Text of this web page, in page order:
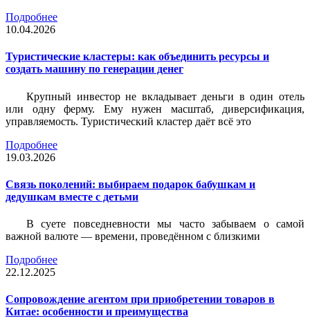
Подробнее
10.04.2026
Туристические кластеры: как объединить ресурсы и
создать машину по генерации денег
Крупный инвестор не вкладывает деньги в один отель
или одну ферму. Ему нужен масштаб, диверсификация,
управляемость. Туристический кластер даёт всё это
Подробнее
19.03.2026
Связь поколений: выбираем подарок бабушкам и
дедушкам вместе с детьми
В суете повседневности мы часто забываем о самой
важной валюте — времени, проведённом с близкими
Подробнее
22.12.2025
Сопровождение агентом при приобретении товаров в
Китае: особенности и преимущества